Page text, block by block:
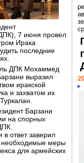
7 июня провел
Ирака
последние
ДПК Мохаммед
выразил
иракской
и захватом их
Барзани
на спорных
ответ заверил
необходимые меры
для армейских